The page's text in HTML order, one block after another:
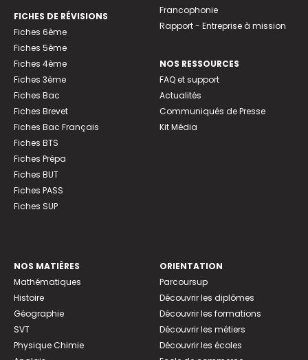
FICHES DE RÉVISIONS
Fiches 6ème
Fiches 5ème
Fiches 4ème
Fiches 3ème
Fiches Bac
Fiches Brevet
Fiches Bac Français
Fiches BTS
Fiches Prépa
Fiches BUT
Fiches PASS
Fiches SUP
Francophonie
Rapport - Entreprise à mission
NOS RESSOURCES
FAQ et support
Actualités
Communiqués de Presse
Kit Média
NOS MATIÈRES
Mathématiques
Histoire
Géographie
SVT
Physique Chimie
ORIENTATION
Parcoursup
Découvrir les diplômes
Découvrir les formations
Découvrir les métiers
Découvrir les écoles